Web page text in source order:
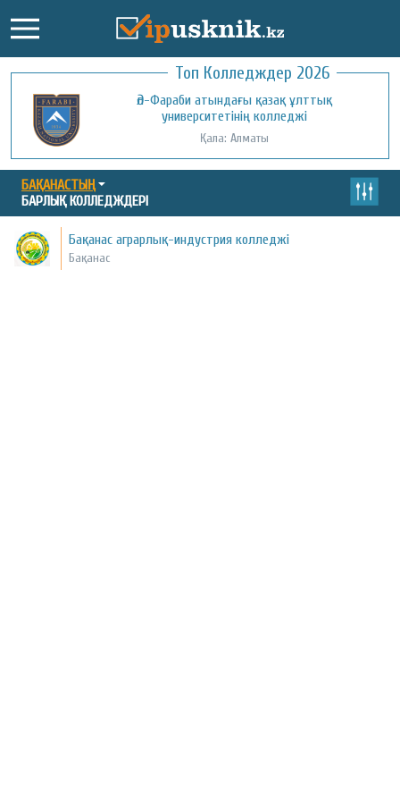
Топ Колледждер 2026
Әл-Фараби атындағы қазақ ұлттық
университетінің колледжі
Қала: Алматы
БАҚАНАСТЫҢ
БАРЛЫҚ КОЛЛЕДЖДЕРІ
Бақанас аграрлық-индустрия колледжі
Бақанас